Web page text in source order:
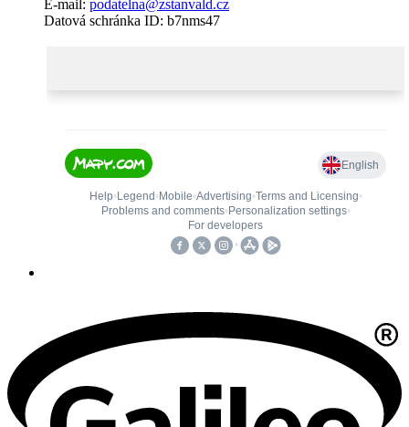
E-mail: podatelna@zstanvald.cz
Datová schránka ID: b7nms47